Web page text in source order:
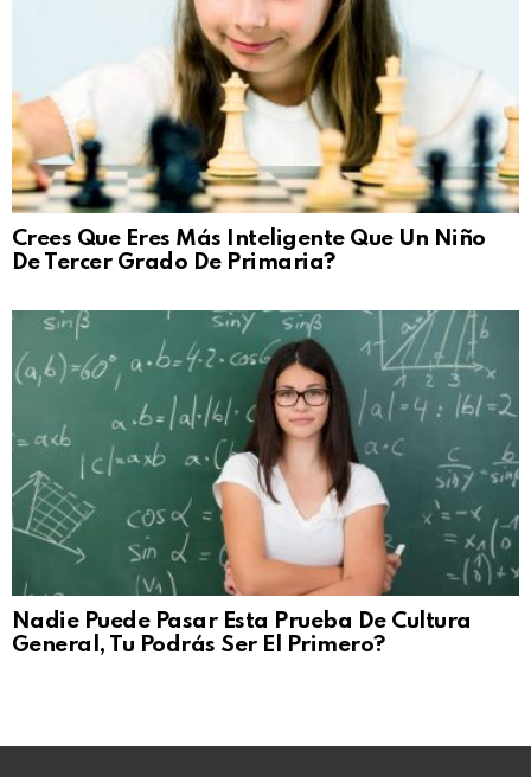
Crees Que Eres Más Inteligente Que Un Niño
De Tercer Grado De Primaria?
Nadie Puede Pasar Esta Prueba De Cultura
General, Tu Podrás Ser El Primero?